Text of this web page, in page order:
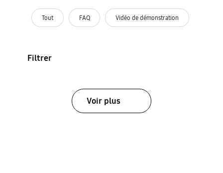
Tout FAQ Vidéo de démonstration
Filtrer
Voir plus